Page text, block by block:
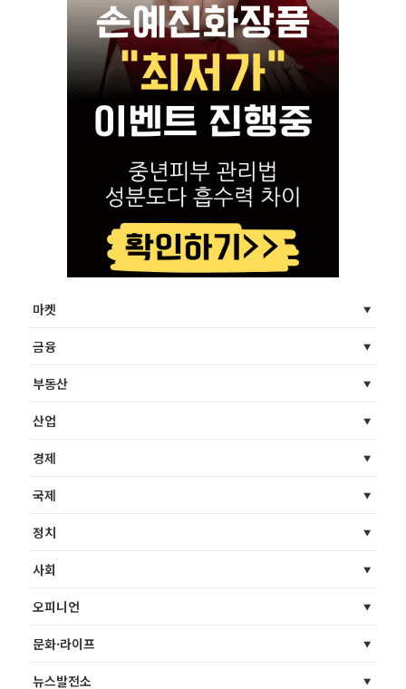
마켓
금융
부동산
산업
경제
국제
정치
사회
오피니언
문화·라이프
뉴스발전소